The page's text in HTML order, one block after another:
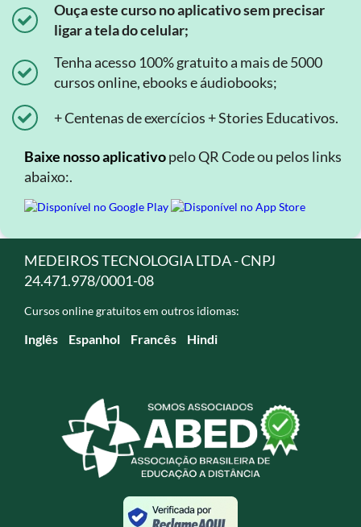
Ouça este curso no aplicativo sem precisar
ligar a tela do celular;
Tenha acesso 100% gratuito a mais de 5000
cursos online, ebooks e áudiobooks;
+ Centenas de exercícios + Stories Educativos.
Baixe nosso aplicativopelo QR Code ou pelos links
abaixo:.
MEDEIROS TECNOLOGIA LTDA - CNPJ
24.471.978/0001-08
Cursos online gratuitos em outros idiomas:
Inglês Espanhol Francês Hindi